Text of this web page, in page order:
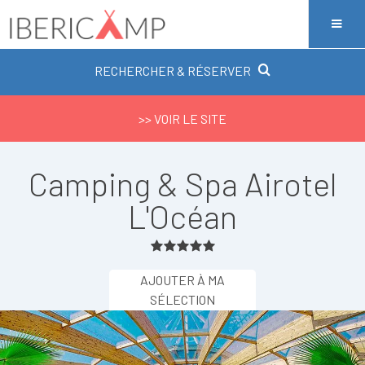
RECHERCHER & RÉSERVER
>> VOIR LE SITE
Camping & Spa Airotel
L'Océan
AJOUTER À MA
SÉLECTION